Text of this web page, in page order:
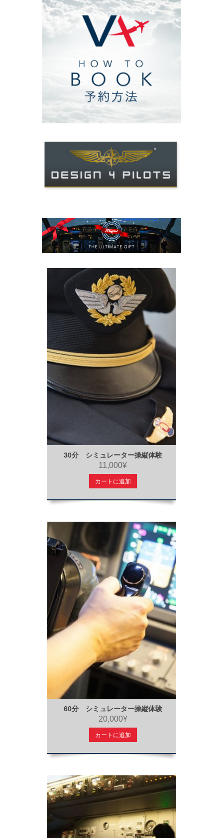
ご予約方法
30分 シミュレーター操縦体験
11,000¥
カートに追加
60分 シミュレーター操縦体験
20,000¥
カートに追加